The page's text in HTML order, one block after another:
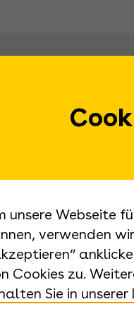
unsere Webseite
verwenden
Cookies zu.
Sie in